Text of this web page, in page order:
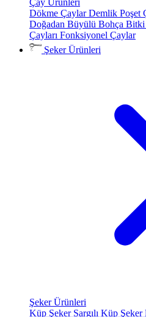
Çay Ürünleri
Dökme ÇaylarDemlik Poşet
Doğadan Büyülü Bohça Bitki
Çayları Fonksiyonel Çaylar
Şeker Ürünleri
Şeker Ürünleri
Küp Şeker Sargılı Küp Şeker